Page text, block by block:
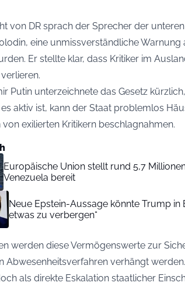
von DR sprach der Sprecher der
eine unmissverständliche Warnung
Er stellte klar, dass Kritiker im
Putin unterzeichnete das Gesetz
aktiv ist, kann der Staat problemlos
exilierten Kritikern beschlagnahmen.
Europäische Union stellt rund 5,7
Venezuela bereit
Neue Epstein-Aussage könnte Trump in
etwas zu verbergen“
werden diese Vermögenswerte zur
Abwesenheitsverfahren verhängt
als direkte Eskalation staatlicher